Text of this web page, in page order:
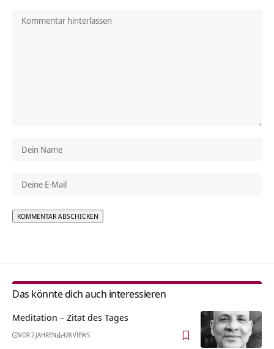
Das könnte dich auch interessieren
Meditation – Zitat des Tages
VOR 2 JAHREN 428 VIEWS